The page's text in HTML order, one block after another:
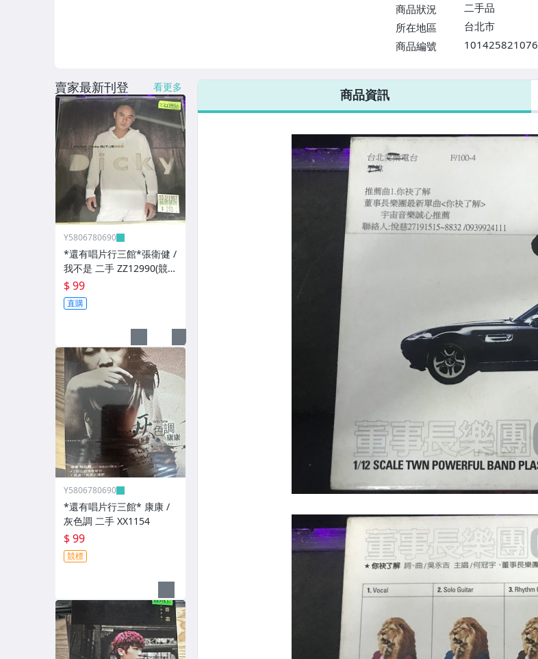
商品狀況
二手品
所在地區
台北市
商品編號
101425821076
商品資訊
賣家最新刊登 看更多
Y5806780690
*還有唱片行三館*張衛健 /
我不是 二手 ZZ12990(競
標)(補單
$ 99
直購
Y5806780690
*還有唱片行三館* 康康 /
灰色調 二手 XX1154
$ 99
競標